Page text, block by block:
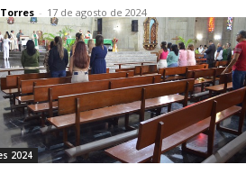
- 17 de agosto de 2024
2024